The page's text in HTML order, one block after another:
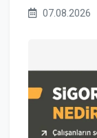
07.08.2026